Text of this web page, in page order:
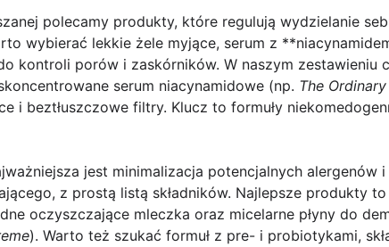
polecamy produkty, które regulują wydzielanie
wybierać lekkie żele myjące, serum z
kontroli porów i zaskórników. W naszym zestawieniu
serum niacynamidowe (np. The
i beztłuszczowe filtry. Klucz to formuły
jest minimalizacja potencjalnych alergenów
z prostą listą składników. Najlepsze produkty
oczyszczające mleczka oraz micelarne płyny do
). Warto też szukać formuł z pre- i probiotykami,